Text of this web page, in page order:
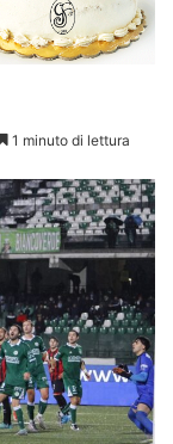
1 minuto di lettura